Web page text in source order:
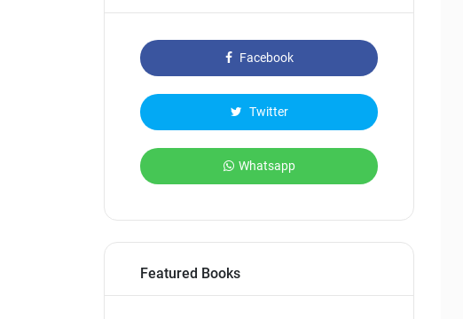
Facebook
Twitter
Whatsapp
Featured Books